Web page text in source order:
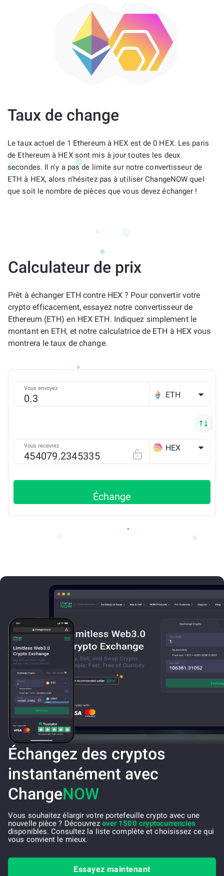
Taux de change
Le taux actuel de 1 Ethereum à HEX est de 0 HEX. Les paris
de Ethereum à HEX sont mis à jour toutes les deux
secondes. Il n'y a pas de limite sur notre convertisseur de
ETH à HEX, alors n'hésitez pas à utiliser ChangeNOW quel
que soit le nombre de pièces que vous devez échanger !
Calculateur de prix
Prêt à échanger ETH contre HEX ? Pour convertir votre
crypto efficacement, essayez notre convertisseur de
Ethereum (ETH) en HEX ETH. Indiquez simplement le
montant en ETH, et notre calculatrice de ETH à HEX vous
montrera le taux de change.
Vous envoyez
ETH
Vous recevrez HEX
Échange
Échangez des cryptos
instantanément avec
ChangeNOW
Vous souhaitez élargir votre portefeuille crypto avec une
nouvelle pièce ? Découvrez over 1500 cryptocurrencies
disponibles. Consultez la liste complète et choisissez ce qui
vous convient le mieux.
Essayez maintenant